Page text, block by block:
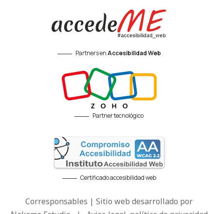
Partners enAccesibilidad Web
Partner tecnológico
Certificado accesibilidad web
Corresponsables | Sitio web desarrollado por